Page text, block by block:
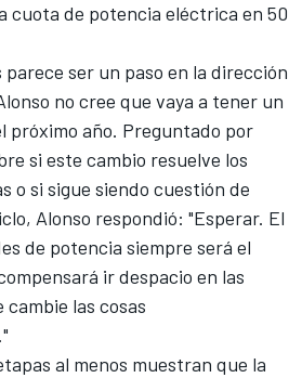
cuota de potencia eléctrica en 50
ser un paso en la dirección
no cree que vaya a tener un
próximo año. Preguntado por
si este cambio resuelve los
o si sigue siendo cuestión de
Alonso respondió: "Esperar. El
de potencia siempre será el
ir despacio en las
las cosas
al menos muestran que la